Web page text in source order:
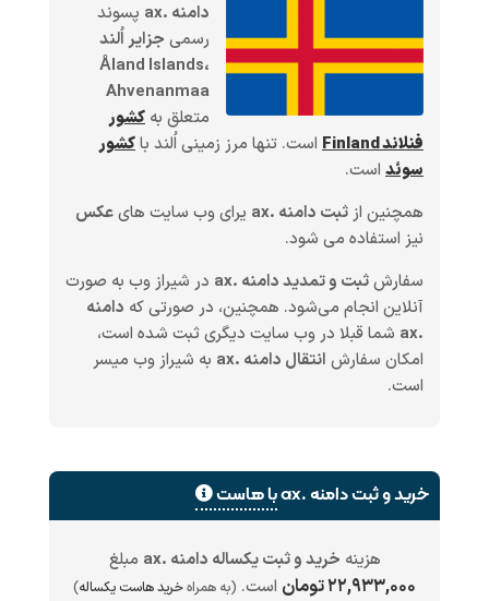
دامنه .ax
پسوند
رسمی جزایر اُلند
Åland Islands،
Ahvenanmaa
متعلق به کشور
فنلاند Finland
است. تنها مرز زمینی اُلند باکشور
سوئد است.
همچنین ازثبت دامنه .ax یرای وب سایت هایعکس
نیز استفاده می شود.
سفارشثبت و تمدید دامنه .ax
در شیراز وب به صورت
آنلاین انجام می‌شود. همچنین، در صورتی که دامنه
.ax
شما قبلا در وب سایت دیگری ثبت شده است،
امکان سفارش انتقال دامنه .ax
به شیراز وب میسر
است.
خرید و ثبت دامنه .ax با هاست
هزینه خرید و ثبت یکساله دامنه .ax مبلغ
۲۲,۹۳۳,۰۰۰ تومان است. (به همراهخرید هاست یکساله)